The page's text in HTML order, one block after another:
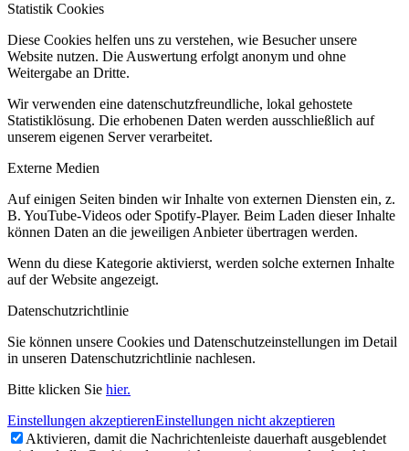
Statistik Cookies
Diese Cookies helfen uns zu verstehen, wie Besucher unsere
Website nutzen. Die Auswertung erfolgt anonym und ohne
Weitergabe an Dritte.
Wir verwenden eine datenschutzfreundliche, lokal gehostete
Statistiklösung. Die erhobenen Daten werden ausschließlich auf
unserem eigenen Server verarbeitet.
Externe Medien
Auf einigen Seiten binden wir Inhalte von externen Diensten ein, z.
B. YouTube-Videos oder Spotify-Player. Beim Laden dieser Inhalte
können Daten an die jeweiligen Anbieter übertragen werden.
Wenn du diese Kategorie aktivierst, werden solche externen Inhalte
auf der Website angezeigt.
Datenschutzrichtlinie
Sie können unsere Cookies und Datenschutzeinstellungen im Detail
in unseren Datenschutzrichtlinie nachlesen.
Bitte klicken Sie hier.
Einstellungen akzeptierenEinstellungen nicht akzeptieren
Aktivieren, damit die Nachrichtenleiste dauerhaft ausgeblendet